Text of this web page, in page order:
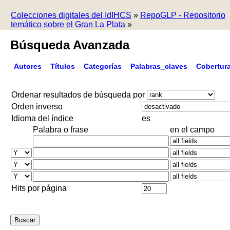
Colecciones digitales del IdIHCS » RepoGLP - Repositorio
temático sobre el Gran La Plata »
Búsqueda Avanzada
Autores Títulos Categorías Palabras_claves
Ordenar resultados de búsqueda por
Orden inverso
Idioma del índice
es
Palabra o frase
en el campo
Hits por página